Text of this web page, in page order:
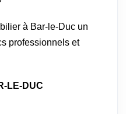
à Bar-le-Duc un
professionnels et
LE-DUC